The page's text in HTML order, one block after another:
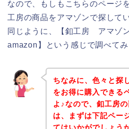
なので、もしもこちらのページ
工房の商品をアマゾンで探して
同じように、【釦工房 アマゾ
amazon】という感じで調べて
ちなみに、色々と探
をお得に購入できる
よ♪なので、釦工房
は、まずは下記ペー